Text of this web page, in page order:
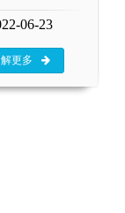
06-23
更多